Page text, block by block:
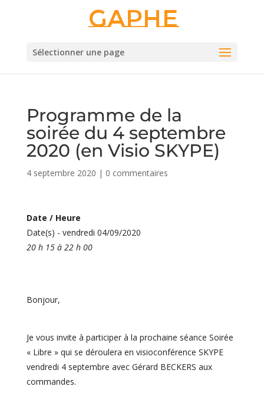
Gaphe
Sélectionner une page
Programme de la
soirée du 4 septembre
2020 (en Visio SKYPE)
4 septembre 2020 | 0 commentaires
Date / Heure
Date(s) - vendredi 04/09/2020
20 h 15 à 22 h 00
Bonjour,
Je vous invite à participer à la prochaine séance Soirée
« Libre » qui se déroulera en visioconférence SKYPE
vendredi 4 septembre avec Gérard BECKERS aux
commandes.